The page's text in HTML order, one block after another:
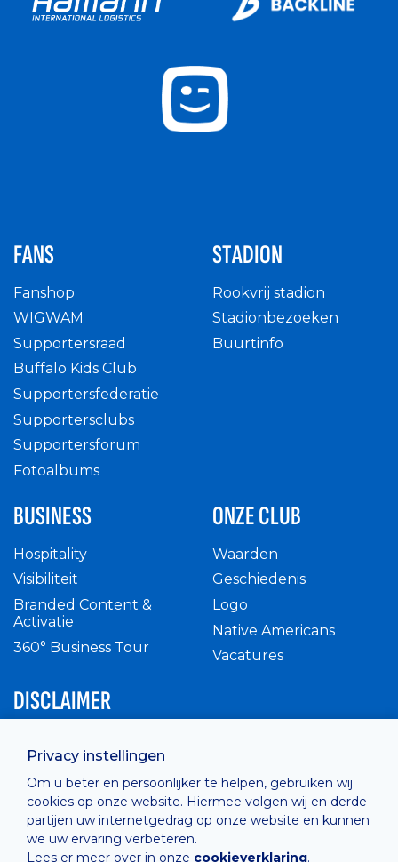
Privacy instellingen
Om u beter en persoonlijker te helpen, gebruiken wij
cookies op onze website. Hiermee volgen wij en derde
partijen uw internetgedrag op onze website en kunnen
we uw ervaring verbeteren.
Lees er meer over in onze cookieverklaring.
FANS
Fanshop
WIGWAM
Supportersraad
Buffalo Kids Club
Supportersfederatie
Supportersclubs
Supportersforum
Fotoalbums
STADION
Rookvrij stadion
Stadionbezoeken
Buurtinfo
BUSINESS
Hospitality
Visibiliteit
Branded Content &
Activatie
360° Business Tour
ONZE CLUB
Waarden
Geschiedenis
Logo
Native Americans
Vacatures
DISCLAIMER
Privacy Policy
Cashless
verkoopsvoorwaarden
Cookie Policy